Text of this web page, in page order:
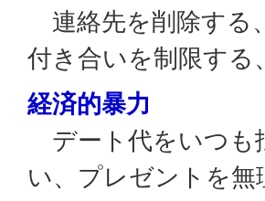
連絡先を削除する
付き合いを制限す
経済的暴力
デート代をいつも
い、プレゼントを